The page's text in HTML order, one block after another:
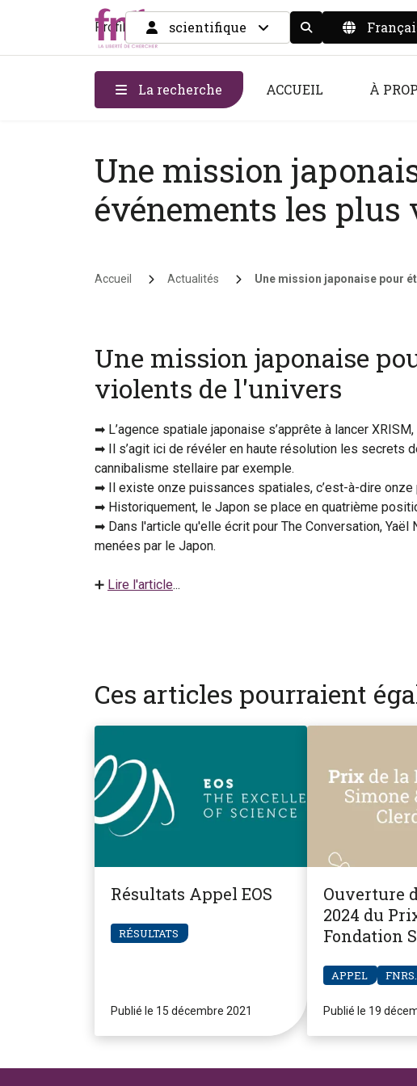
Profil scientifique Display the search
La recherche ACCUEIL À
Une mission
événements les
Fil d'Ariane
Accueil Actualités Une mission japonaise pour
Une mission japonaise
violents de l'univers
➡ L’agence spatiale japonaise s’apprête à lancer
➡ Il s’agit ici de révéler en haute résolution les secrets
cannibalisme stellaire par exemple.
➡ Il existe onze puissances spatiales, c’est-à-dire
➡ Historiquement, le Japon se place en quatrième
➡ Dans l'article qu'elle écrit pour The Conversation,
menées par le Japon.
➕ Lire l'article...
Ces articles pourraient
Résultats Appel EOS
RÉSULTATS
Publié le 15 décembre 2021
Ouverture
2024 du
Fondation
APPEL
Publié le 19